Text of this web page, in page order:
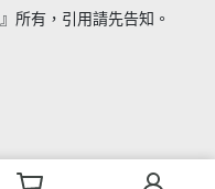
所有，引用請先告知。